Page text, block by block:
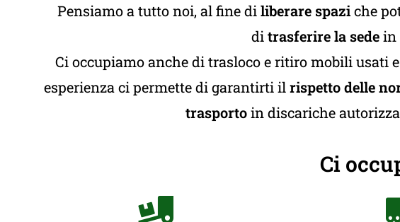
Pensiamo a tutto noi, al fine diliberare spaziche
ditrasferire la sedein
Ci occupiamo anche di trasloco e ritiro mobili usati
esperienza ci permette di garantirti ilrispetto delle
trasportoin discariche
Ci